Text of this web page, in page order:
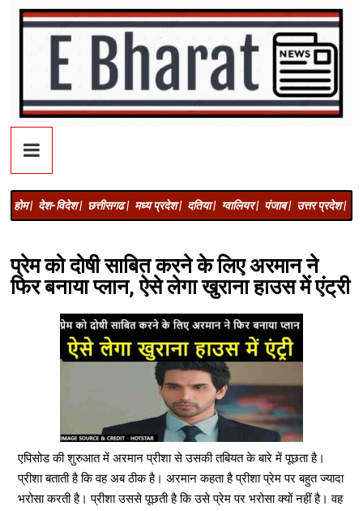
होम | देश-विदेश | छत्तीसगढ | मध्य प्रदेश | दतिया | ग्वालियर | पंजाब | उत्तर प्रदेश |
प्रेम को दोषी साबित करने के लिए अरमान ने
फिर बनाया प्लान, ऐसे लेगा खुराना हाउस में एंट्री
एपिसोड की शुरुआत में अरमान प्रीशा से उसकी तबियत के बारे में पूछता है।
प्रीशा बताती है कि वह अब ठीक है। अरमान कहता है प्रीशा प्रेम पर बहुत ज्यादा
भरोसा करती है। प्रीशा उससे पूछती है कि उसे प्रेम पर भरोसा क्यों नहीं है। वह